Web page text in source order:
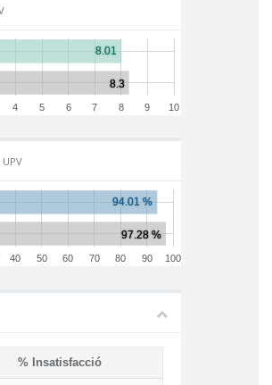
4 5 6 7 8 9 10
40 50 60 70 80 90 100
% Insatisfacció